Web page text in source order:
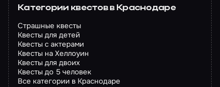
Категории квестов в Краснодаре
Страшные квесты
Квесты для детей
Квесты с актерами
Квесты на Хеллоуин
Квесты для двоих
Квесты до 5 человек
Все категории в Краснодаре